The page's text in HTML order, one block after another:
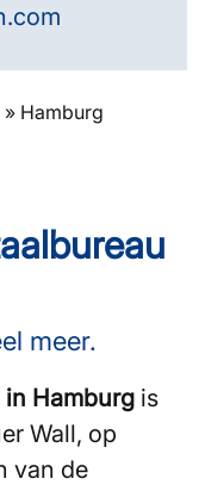
» Hamburg
meer.
in Hamburg is
Wall, op
van de